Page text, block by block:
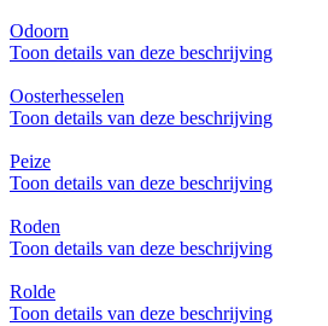
Odoorn
Toon details van deze beschrijving
Oosterhesselen
Toon details van deze beschrijving
Peize
Toon details van deze beschrijving
Roden
Toon details van deze beschrijving
Rolde
Toon details van deze beschrijving